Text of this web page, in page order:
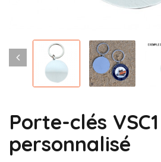
Porte-clés VSC1
personnalisé